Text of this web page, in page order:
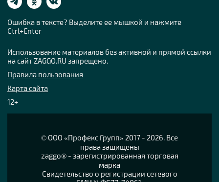
Ошибка в тексте? Выделите ее мышкой и нажмите
Ctrl+Enter
Использование материалов без активной и прямой ссылки
на сайт ZAGGO.RU запрещено.
Правила пользования
Карта сайта
12+
© OOO «Профекс Групп» 2017 - 2026. Все
права защищены
zaggo® - зарегистрированная торговая
марка
Свидетельство о регистрации сетевого